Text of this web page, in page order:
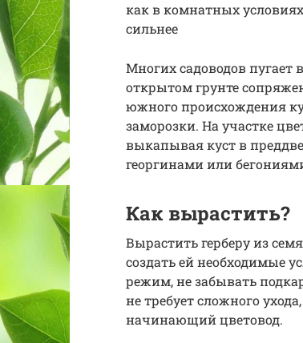
как в комнатных
сильнее
Многих садоводов пугает
открытом грунте
южного происхождения
заморозки. На участке
выкапывая куст в
георгинами или
Как вырастить?
Вырастить герберу из
создать ей необходимые
режим, не забывать
не требует сложного
начинающий цветовод.